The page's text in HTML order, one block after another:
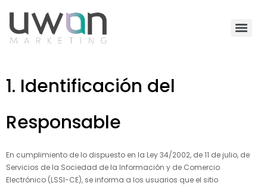
1. Identificación del
Responsable
En cumplimiento de lo dispuesto en la Ley 34/2002, de 11 de julio, de
Servicios de la Sociedad de la Información y de Comercio
Electrónico (LSSI-CE), se informa a los usuarios que el sitio